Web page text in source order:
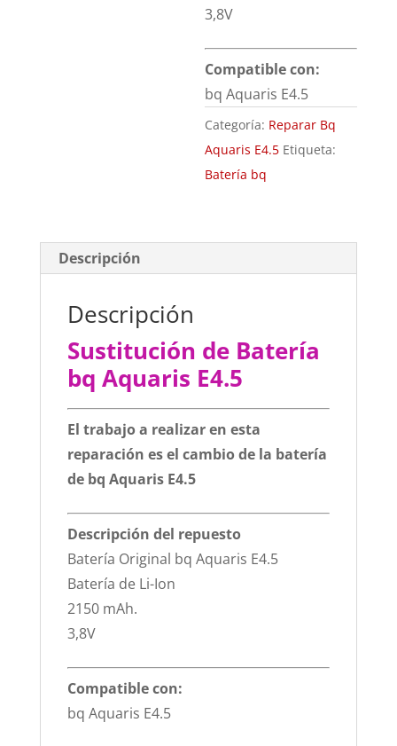
3,8V
Compatible con:
bq Aquaris E4.5
Categoría: Reparar Bq
Aquaris E4.5 Etiqueta:
Batería bq
Descripción
Descripción
Sustitución de Batería
bq Aquaris E4.5
El trabajo a realizar en esta
reparación es el cambio de la batería
de bq Aquaris E4.5
Descripción del repuesto
Batería Original bq Aquaris E4.5
Batería de Li-Ion
2150 mAh.
3,8V
Compatible con:
bq Aquaris E4.5